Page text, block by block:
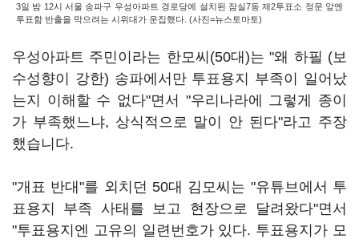
3일 밤 12시 서울 송파구 우성아파트 경로당에 설치된 잠실7동 제2투표소 정문 앞엔
투표함 반출을 막으려는 시위대가 운집했다. (사진=뉴스토마토)
우성아파트 주민이라는 한모씨(50대)는 "왜 하필 (보
수성향이 강한) 송파에서만 투표용지 부족이 일어났
는지 이해할 수 없다"면서 "우리나라에 그렇게 종이
가 부족했느냐, 상식적으로 말이 안 된다"라고 주장
했습니다.
"개표 반대"를 외치던 50대 김모씨는 "유튜브에서 투
표용지 부족 사태를 보고 현장으로 달려왔다"면서
"투표용지엔 고유의 일련번호가 있다. 투표용지가 모